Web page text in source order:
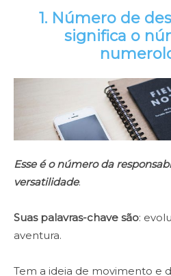
1. Número de
significa o
Esse é o número da
versatilidade.
Suas palavras-chave são:
aventura.
Tem a ideia de movimento e